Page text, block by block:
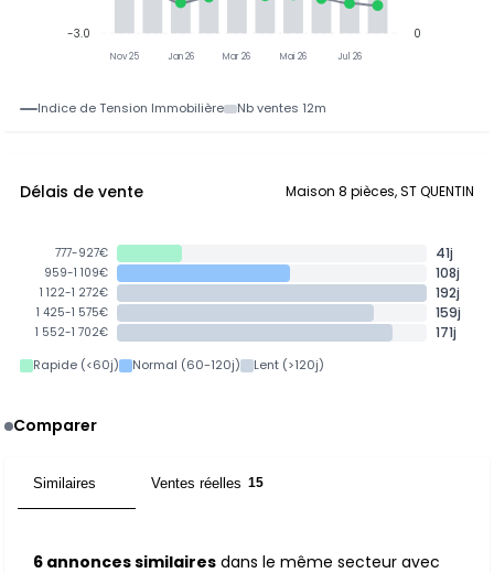
Nov 25 Jan 26 Mar 26 Mai 26 Jul 26
0
-3.0
Indice de Tension Immobilière Nb ventes 12m
Délais de vente Maison 8 pièces, ST QUENTIN
777-927€ 41j
959-1 109€ 108j
1 122-1 272€ 192j
1 425-1 575€ 159j
1 552-1 702€ 171j
Rapide (<60j) Normal (60-120j) Lent (>120j)
Comparer
Similaires Ventes réelles 15
6 annonces similaires dans le même secteur avec